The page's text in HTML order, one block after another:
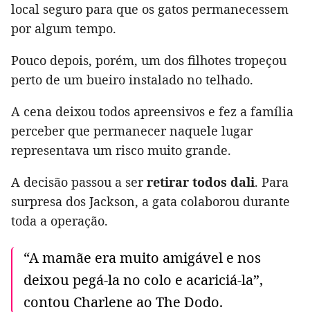
local seguro para que os gatos permanecessem
por algum tempo.
Pouco depois, porém, um dos filhotes tropeçou
perto de um bueiro instalado no telhado.
A cena deixou todos apreensivos e fez a família
perceber que permanecer naquele lugar
representava um risco muito grande.
A decisão passou a serretirar todos dali. Para
surpresa dos Jackson, a gata colaborou durante
toda a operação.
“A mamãe era muito amigável e nos
deixou pegá-la no colo e acariciá-la”,
contou Charlene ao The Dodo.